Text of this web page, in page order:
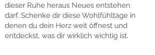
dieser Ruhe heraus Neues entstehen
darf. Schenke dir diese Wohlfühltage in
denen du dein Herz weit öffnest und
entdeckst, was dir wirklich wichtig ist.